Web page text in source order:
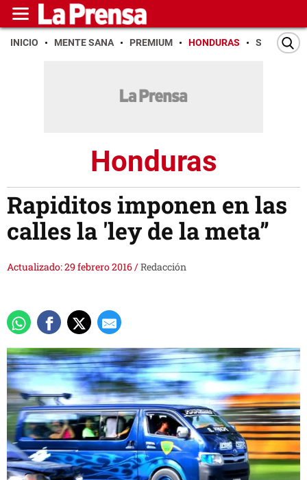
INICIO MENTE SANA PREMIUM HONDURAS SAN PEDRO
Honduras
Rapiditos imponen en las
calles la 'ley de la meta”
Actualizado: 29 febrero 2016/Redacción